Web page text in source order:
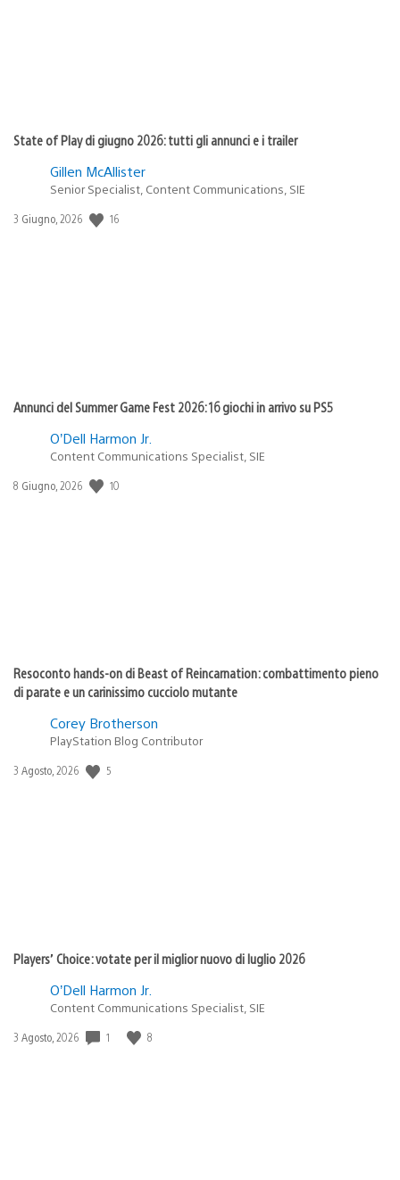
State of Play di giugno 2026: tutti gli annunci e i trailer
Gillen McAllister
Senior Specialist, Content Communications, SIE
Data
3 Giugno, 2026 16
Annunci del Summer Game Fest 2026: 16 giochi in arrivo su PS5
O’Dell Harmon Jr.
Content Communications Specialist, SIE
Data
8 Giugno, 2026 10
Resoconto hands-on di Beast of Reincarnation: combattimento pieno
di parate e un carinissimo cucciolo mutante
Corey Brotherson
PlayStation Blog Contributor
Data
3 Agosto, 2026 5
Players’ Choice: votate per il miglior nuovo di luglio 2026
O’Dell Harmon Jr.
Content Communications Specialist, SIE
Data
3 Agosto, 2026 1 8